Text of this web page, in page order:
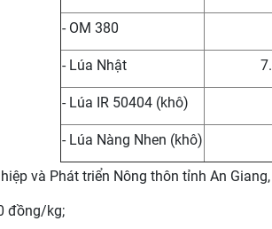
- OM 380
- Lúa Nhật
- Lúa IR 50404 (khô)
- Lúa Nàng Nhen (khô)
và Phát triển Nông thôn tỉnh An
đồng/kg;